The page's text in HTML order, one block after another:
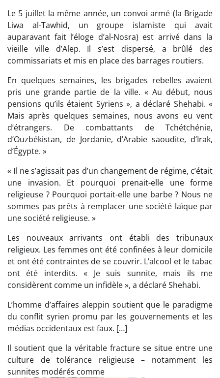
Le 5 juillet la même année, un convoi armé (la Brigade
Liwa al-Tawhid, un groupe islamiste qui avait
auparavant fait l’éloge d’al-Nosra) est arrivé dans la
vieille ville d’Alep. Il s’est dispersé, a brûlé des
commissariats et mis en place des barrages routiers.
En quelques semaines, les brigades rebelles avaient
pris une grande partie de la ville. « Au début, nous
pensions qu’ils étaient Syriens », a déclaré Shehabi. «
Mais après quelques semaines, nous avons eu vent
d’étrangers. De combattants de Tchétchénie,
d’Ouzbékistan, de Jordanie, d’Arabie saoudite, d’Irak,
d’Égypte. »
« Il ne s’agissait pas d’un changement de régime, c’était
une invasion. Et pourquoi prenait-elle une forme
religieuse ? Pourquoi portait-elle une barbe ? Nous ne
sommes pas prêts à remplacer une société laïque par
une société religieuse. »
Les nouveaux arrivants ont établi des tribunaux
religieux. Les femmes ont été confinées à leur domicile
et ont été contraintes de se couvrir. L’alcool et le tabac
ont été interdits. « Je suis sunnite, mais ils me
considèrent comme un infidèle », a déclaré Shehabi.
L’homme d’affaires aleppin soutient que le paradigme
du conflit syrien promu par les gouvernements et les
médias occidentaux est faux. […]
Il soutient que la véritable fracture se situe entre une
culture de tolérance religieuse – notamment les
sunnites modérés comme